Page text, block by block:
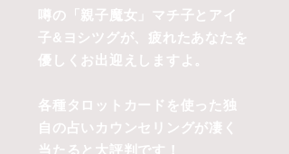
噂の「親子魔女」マチ子とアイ
子&ヨシツグが、疲れたあなたを
優しくお出迎えしますよ。
各種タロットカードを使った独
自の占いカウンセリングが凄く
当たると大評判です！